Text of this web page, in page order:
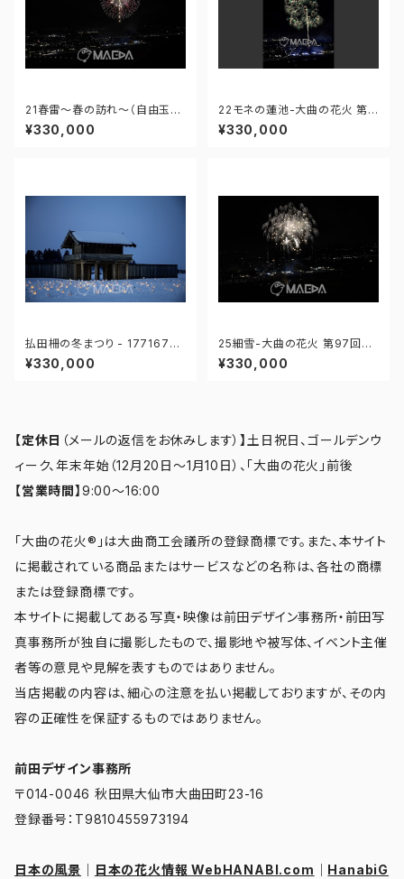
21春雷～春の訪れ～（自由玉）-
大曲の花火 第97回全国花火競
技大会 - 176671211987818
¥330,000
22モネの蓮池-大曲の花火 第9
7回全国花火競技大会 - 1766
71212071347
¥330,000
払田柵の冬まつり - 17716760
9431911
¥330,000
25細雪-大曲の花火 第97回全
国花火競技大会 - 176671212
319190
¥330,000
【定休日 （メールの返信をお休みします）】 土日祝日、ゴールデンウ
ィーク、年末年始（12月20日～1月10日）、「大曲の花火」前後
【営業時間】 9:00～16:00
「大曲の花火®」は大曲商工会議所の登録商標です。また、本サイト
に掲載されている商品またはサービスなどの名称は、各社の商標
または登録商標です。
本サイトに掲載してある写真・映像は前田デザイン事務所・前田写
真事務所が独自に撮影したもので、撮影地や被写体、イベント主催
者等の意見や見解を表すものではありません。
当店掲載の内容は、細心の注意を払い掲載しておりますが、その内
容の正確性を保証するものではありません。
前田デザイン事務所
〒014-0046 秋田県大仙市大曲田町23-16
登録番号：T9810455973194
日本の風景 日本の花火情報 WebHANABI.com HanabiG